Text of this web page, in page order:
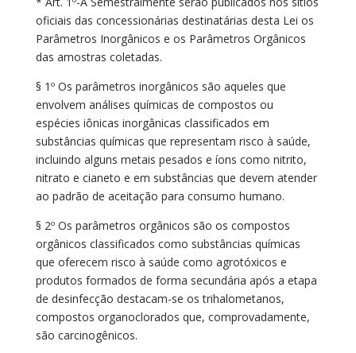
oficiais das concessionárias destinatárias desta Lei os
Parâmetros Inorgânicos e os Parâmetros Orgânicos
das amostras coletadas.
§ 1º Os parâmetros inorgânicos são aqueles que
envolvem análises químicas de compostos ou
espécies iônicas inorgânicas classificados em
substâncias químicas que representam risco à saúde,
incluindo alguns metais pesados e íons como nitrito,
nitrato e cianeto e em substâncias que devem atender
ao padrão de aceitação para consumo humano.
§ 2º Os parâmetros orgânicos são os compostos
orgânicos classificados como substâncias químicas
que oferecem risco à saúde como agrotóxicos e
produtos formados de forma secundária após a etapa
de desinfecção destacam-se os trihalometanos,
compostos organoclorados que, comprovadamente,
são carcinogênicos.